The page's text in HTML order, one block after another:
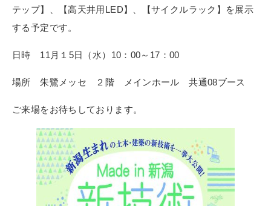
テップ】、【高天井用LED】、【サイクルラック】を展示
する予定です。
日時 11月１5日（水）10：00～17：00
場所 朱鷺メッセ ２階 メインホール 共通08ブース
ご来場をお待ちしております。